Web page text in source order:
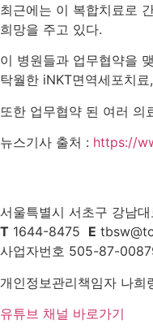
최근에는 이 복합치료로
희망을 주고 있다.
이 병원들과 업무협약을
탁월한 iNKT면역세포치
또한 업무협약 된 여러 의
뉴스기사 출처 : https://
서울특별시 서초구 강남
T 1644-8475 E
사업자번호 505-87-
개인정보관리책임자 나
유튜브 채널 바로가기